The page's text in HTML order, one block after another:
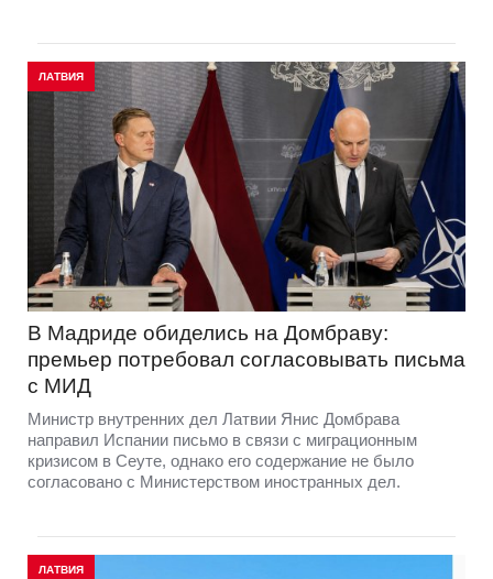
ЛАТВИЯ
В Мадриде обиделись на Домбраву:
премьер потребовал согласовывать письма
с МИД
Министр внутренних дел Латвии Янис Домбрава
направил Испании письмо в связи с миграционным
кризисом в Сеуте, однако его содержание не было
согласовано с Министерством иностранных дел.
ЛАТВИЯ